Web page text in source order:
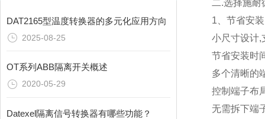
DAT2165型温度转换器的多元化应用方向
2025-08-25
OT系列ABB隔离开关概述
2020-05-29
Datexel隔离信号转换器有哪些功能？
二.选择施
1、节省安
小尺寸设计,
节省安装时
多个清晰的
控制端子布
无需拆下端